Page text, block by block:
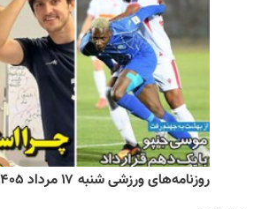
روزنامه‌های ورزشی شنبه ۱۷ مرداد ۱۴۰۵